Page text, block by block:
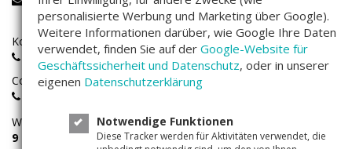
Kostenlose Rufnummer für Investoren aus Deutschland:
0800 - 100 267 0
Companisto-Servicerufnummer:
Wir sind
Montags bis Freitagsvon
9 – 17 Uhr
für Sie erreichbar.
personalisierte Werbung und Marketing über Google).
Weitere Informationen darüber, wie Google Ihre Daten
verwendet, finden Sie auf der Google-Website für
Geschäftssicherheit und Datenschutz, oder in unserer
eigenen Datenschutzerklärung
Notwendige Funktionen
Diese Tracker werden für Aktivitäten verwendet, die